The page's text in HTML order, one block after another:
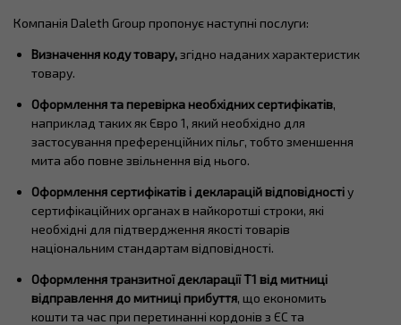
Компанія Daleth Group пропонує наступні послуги:
Визначення коду товару,згідно наданих характеристик
товару.
Оформлення та перевірка необхідних сертифікатів,
наприклад таких як Євро 1, який необхідно для
застосування преференційних пільг, тобто зменшення
мита або повне звільнення від нього.
Оформлення сертифікатів і декларацій відповідностіу
сертифікаційних органах в найкоротші строки, які
необхідні для підтвердження якості товарів
національним стандартам відповідності.
Оформлення транзитної декларації Т1 від митниці
відправлення до митниці прибуття, що економить
кошти та час при перетинанні кордонів з ЄС та